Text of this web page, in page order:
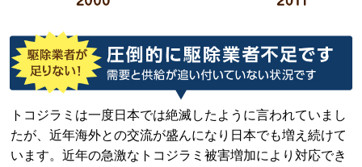
トコジラミは一度日本では絶滅したように言われていまし
たが、近年海外との交流が盛んになり日本でも増え続けて
います。近年の急激なトコジラミ被害増加により対応でき